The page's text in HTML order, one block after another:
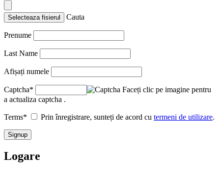
Selecteaza fisierul Cauta
Prenume
Last Name
Afișați numele
Captcha*
Faceți clic pe imagine pentru
a actualiza captcha .
Terms* Prin înregistrare, sunteți de acord cu termeni de utilizare.
Logare